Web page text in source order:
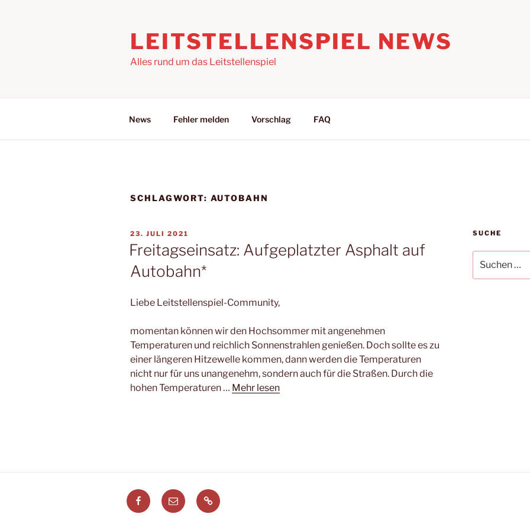
LEITSTELLENSPIEL NEWS
Alles rund um das Leitstellenspiel
News Fehler melden Vorschlag FAQ
SCHLAGWORT: AUTOBAHN
VERÖFFENTLICHT
AM
23. JULI 2021
Freitagseinsatz: Aufgeplatzter Asphalt auf
Autobahn*
Liebe Leitstellenspiel-Community,
momentan können wir den Hochsommer mit angenehmen
Temperaturen und reichlich Sonnenstrahlen genießen. Doch sollte es zu
einer längeren Hitzewelle kommen, dann werden die Temperaturen
nicht nur für uns unangenehm, sondern auch für die Straßen. Durch die
hohen Temperaturen … Mehr lesen
SUCHE
nach:
Facebook
E-
Mail
Leitstellenspiel.de